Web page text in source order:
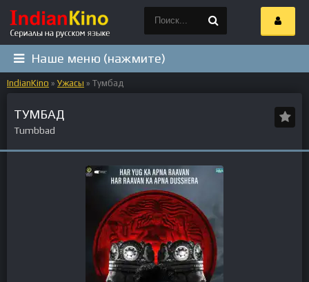
Наше меню (нажмите)
IndianKino » Ужасы » Тумбад
ТУМБАД
Tumbbad